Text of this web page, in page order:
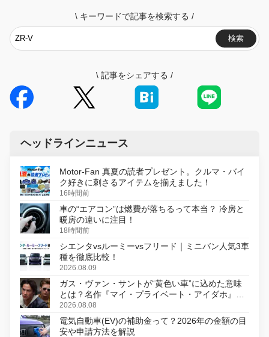
\ キーワードで記事を検索する /
検索
\ 記事をシェアする /
ヘッドラインニュース
Motor-Fan 真夏の読者プレゼント。クルマ・バイ
ク好きに刺さるアイテムを揃えました！
16時間前
車の“エアコン”は燃費が落ちるって本当？ 冷房と
暖房の違いに注目！
18時間前
シエンタvsルーミーvsフリード｜ミニバン人気3車
種を徹底比較！
2026.08.09
ガス・ヴァン・サントが“黄色い車”に込めた意味
とは？名作『マイ・プライベート・アイダホ』が
初のデジタルリマスター版で復活
2026.08.08
電気自動車(EV)の補助金って？2026年の金額の目
安や申請方法を解説